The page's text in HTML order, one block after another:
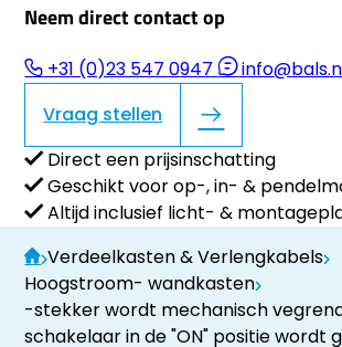
Neem direct contact op
+31 (0)23 547 0947
Vraag stellen
Direct een prijsinschatting
Geschikt voor op-, in- &
Altijd inclusief licht- &
Verdeelkasten & Verlengkabels
Hoogstroom- wandkasten
-stekker wordt mechanisch
schakelaar in de "ON" positie wordt